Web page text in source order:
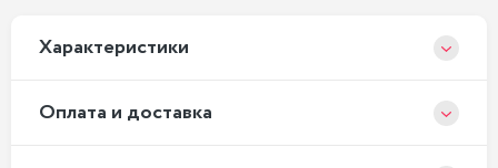
Xарактеристики
Оплата и доставка